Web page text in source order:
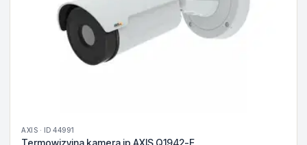
AXIS · ID 44991
Termowizyjna kamera ip AXIS Q1942-E